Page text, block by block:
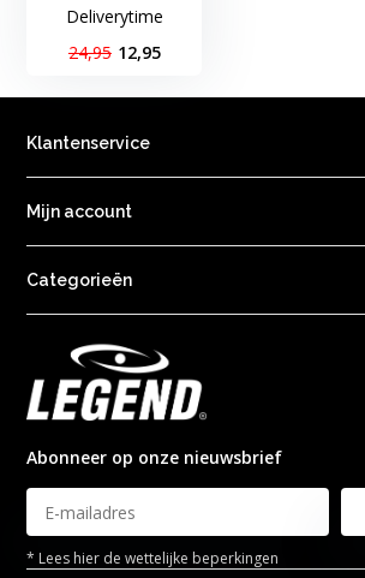
Deliverytime
24,95 12,95
Klantenservice
Mijn account
Categorieën
Abonneer op onze nieuwsbrief
* Lees hier de wettelijke beperkingen